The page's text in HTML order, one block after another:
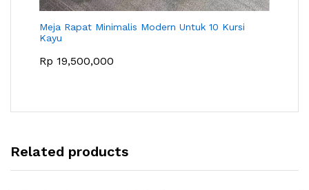
Meja Rapat Minimalis Modern Untuk 10 Kursi
Kayu
Rp 19,500,000
Related products